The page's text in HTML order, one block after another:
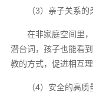
（3）亲子关系的
在非家庭空间里
潜台词，孩子也能看
教的方式，促进相互理
（4）安全的高质